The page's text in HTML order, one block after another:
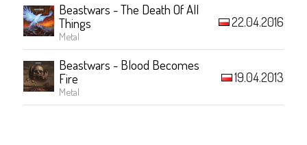
Beastwars - The Death Of All
Things
Metal
22.04.2016
Beastwars - Blood Becomes
Fire
Metal
19.04.2013